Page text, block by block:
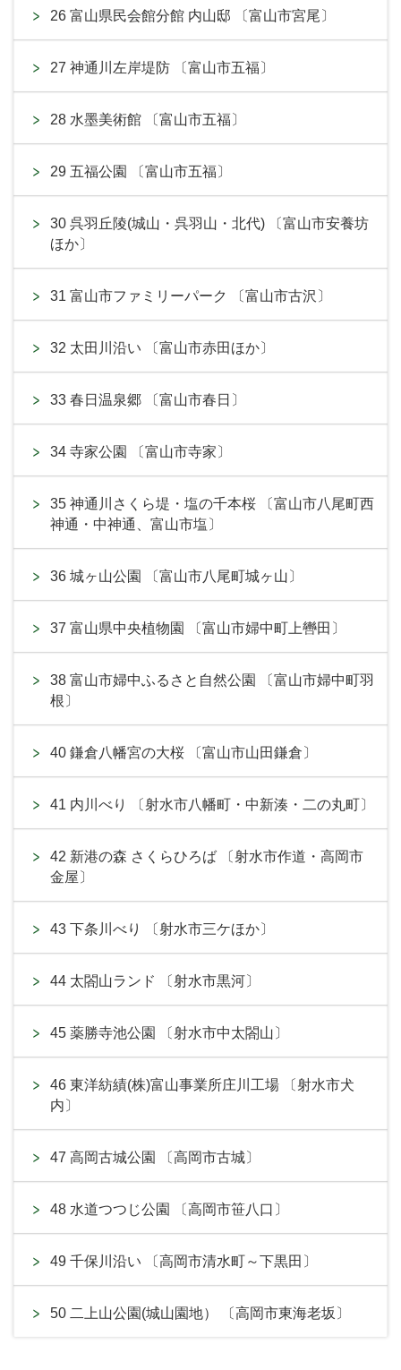
26 富山県民会館分館 内山邸 〔富山市宮尾〕
27 神通川左岸堤防 〔富山市五福〕
28 水墨美術館 〔富山市五福〕
29 五福公園 〔富山市五福〕
30 呉羽丘陵(城山・呉羽山・北代) 〔富山市安養坊
ほか〕
31 富山市ファミリーパーク 〔富山市古沢〕
32 太田川沿い 〔富山市赤田ほか〕
33 春日温泉郷 〔富山市春日〕
34 寺家公園 〔富山市寺家〕
35 神通川さくら堤・塩の千本桜 〔富山市八尾町西
神通・中神通、富山市塩〕
36 城ヶ山公園 〔富山市八尾町城ヶ山〕
37 富山県中央植物園 〔富山市婦中町上轡田〕
38 富山市婦中ふるさと自然公園 〔富山市婦中町羽
根〕
40 鎌倉八幡宮の大桜 〔富山市山田鎌倉〕
41 内川べり 〔射水市八幡町・中新湊・二の丸町〕
42 新港の森 さくらひろば 〔射水市作道・高岡市
金屋〕
43 下条川べり 〔射水市三ケほか〕
44 太閤山ランド 〔射水市黒河〕
45 薬勝寺池公園 〔射水市中太閤山〕
46 東洋紡績(株)富山事業所庄川工場 〔射水市犬
内〕
47 高岡古城公園 〔高岡市古城〕
48 水道つつじ公園 〔高岡市笹八口〕
49 千保川沿い 〔高岡市清水町～下黒田〕
50 二上山公園(城山園地） 〔高岡市東海老坂〕